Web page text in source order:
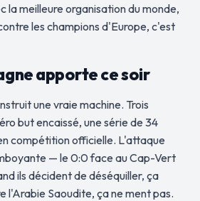
la meilleure organisation du monde,
les champions d'Europe, c'est
apporte ce soir
une vraie machine. Trois
but encaissé, une série de 34
compétition officielle. L'attaque
— le 0:0 face au Cap-Vert
ils décident de déséquiller, ça
l'Arabie Saoudite, ça ne ment pas.